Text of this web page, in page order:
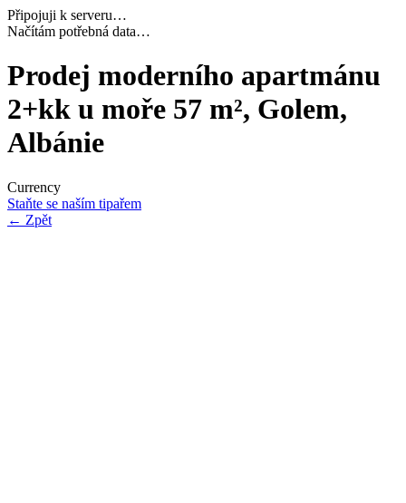
Připojuji k serveru…
Navazuji bezpečné spojení…
Prodej moderního apartmánu
2+kk u moře 57 m², Golem,
Albánie
Currency
Staňte se naším tipařem
← Zpět